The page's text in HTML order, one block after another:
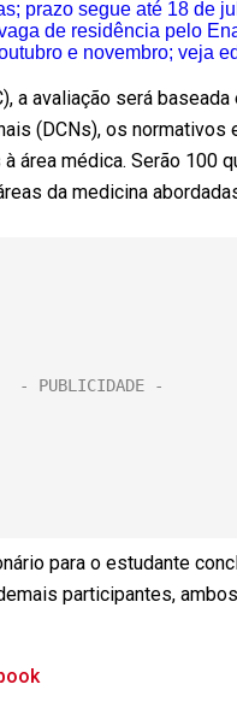
prazo segue até 18 de
de residência pelo
e novembro; veja
a avaliação será
(DCNs), os
área médica. Serão 100
da medicina
para o estudante
participantes,